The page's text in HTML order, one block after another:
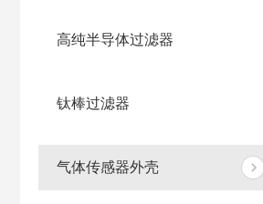
高纯半导体过滤器
钛棒过滤器
气体传感器外壳